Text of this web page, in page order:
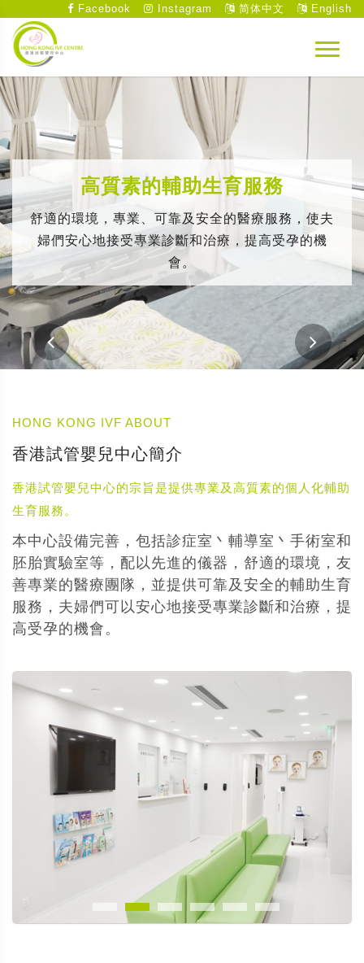
Facebook Instagram 简体中文 English
高質素的輔助生育服務
舒適的環境，專業、可靠及安全的醫療服務，使夫
婦們安心地接受專業診斷和治療，提高受孕的機
會。
HONG KONG IVF ABOUT
香港試管嬰兒中心簡介
香港試管嬰兒中心的宗旨是提供專業及高質素的個人化輔助
生育服務。
本中心設備完善，包括診症室丶輔導室丶手術室和
胚胎實驗室等，配以先進的儀器，舒適的環境，友
善專業的醫療團隊，並提供可靠及安全的輔助生育
服務，夫婦們可以安心地接受專業診斷和治療，提
高受孕的機會。